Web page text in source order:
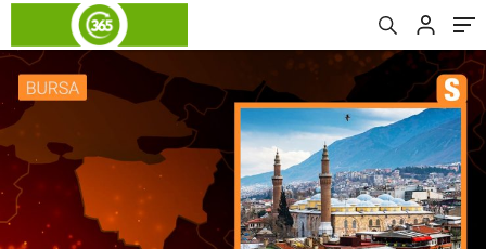
Açıklaması